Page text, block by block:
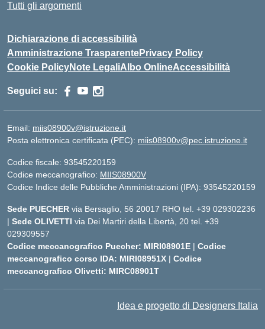
Tutti gli argomenti
Dichiarazione di accessibilità
Amministrazione TrasparentePrivacy Policy
Cookie PolicyNote LegaliAlbo OnlineAccessibilità
Seguici su:
Email: miis08900v@istruzione.it
Posta elettronica certificata (PEC): miis08900v@pec.istruzione.it
Codice fiscale: 93545220159
Codice meccanografico: MIIS08900V
Codice Indice delle Pubbliche Amministrazioni (IPA): 93545220159
Sede PUECHER via Bersaglio, 56 20017 RHO tel. +39 029302236
| Sede OLIVETTI via Dei Martiri della Libertà, 20 tel. +39
029309557
Codice meccanografico Puecher: MIRI08901E | Codice
meccanografico corso IDA: MIRI08951X | Codice
meccanografico Olivetti: MIRC08901T
Idea e progetto di Designers Italia